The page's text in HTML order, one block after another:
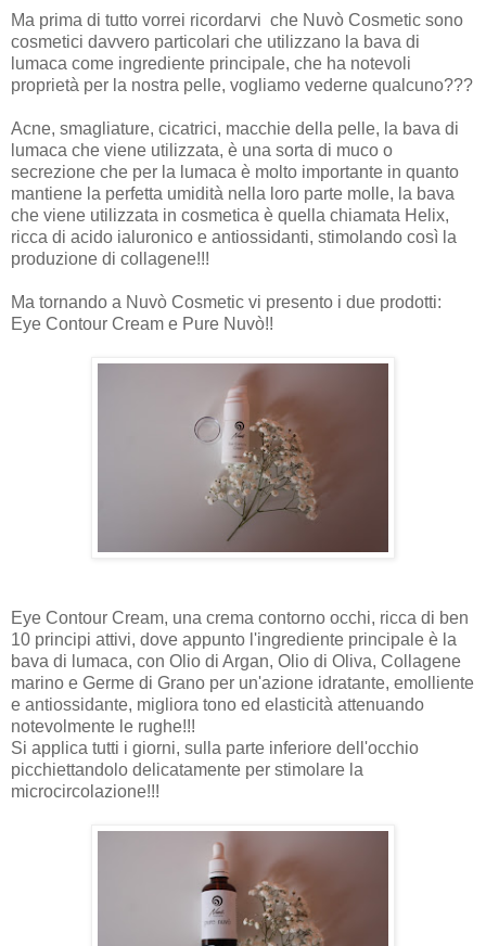
Ma prima di tutto vorrei ricordarvi che Nuvò Cosmetic sono
cosmetici davvero particolari che utilizzano la bava di
lumaca come ingrediente principale, che ha notevoli
proprietà per la nostra pelle, vogliamo vederne qualcuno???
Acne, smagliature, cicatrici, macchie della pelle, la bava di
lumaca che viene utilizzata, è una sorta di muco o
secrezione che per la lumaca è molto importante in quanto
mantiene la perfetta umidità nella loro parte molle, la bava
che viene utilizzata in cosmetica è quella chiamata Helix,
ricca di acido ialuronico e antiossidanti, stimolando così la
produzione di collagene!!!
Ma tornando a Nuvò Cosmetic vi presento i due prodotti:
Eye Contour Cream e Pure Nuvò!!
Eye Contour Cream, una crema contorno occhi, ricca di ben
10 principi attivi, dove appunto l'ingrediente principale è la
bava di lumaca, con Olio di Argan, Olio di Oliva, Collagene
marino e Germe di Grano per un'azione idratante, emolliente
e antiossidante, migliora tono ed elasticità attenuando
notevolmente le rughe!!!
Si applica tutti i giorni, sulla parte inferiore dell'occhio
picchiettandolo delicatamente per stimolare la
microcircolazione!!!